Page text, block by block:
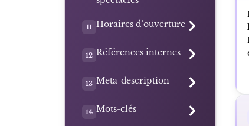
11 Horaires d’ouverture
12 Références internes
13 Meta-description
14 Mots-clés